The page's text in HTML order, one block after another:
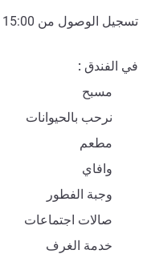
تسجيل الوصول من 15:00
في الفندق
مسبح
نرحب بالحيوانات
مطعم
وافاي
وجبة الفطور
صالات اجتماعات
خدمة الغرف